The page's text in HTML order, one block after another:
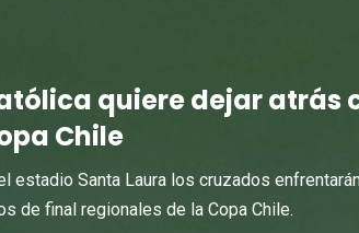
quiere dejar atrás
Chile
estadio Santa Laura los cruzados
de final regionales de la Copa Chile.